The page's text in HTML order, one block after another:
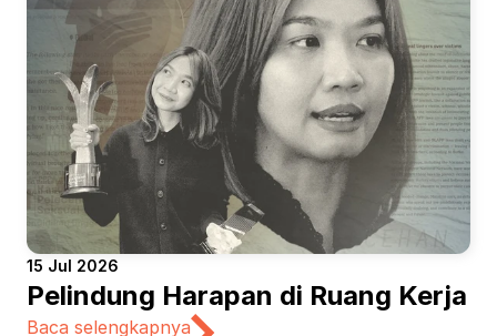
15 Jul 2026
Pelindung Harapan di Ruang Kerja
Baca selengkapnya